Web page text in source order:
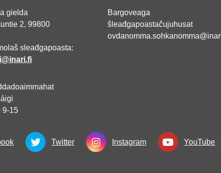
gielda
2, 99800
sleađgapoasta:
9-15
Bargoveaga
šleađgapoastačujuhusat
Twitter Instagram YouTube